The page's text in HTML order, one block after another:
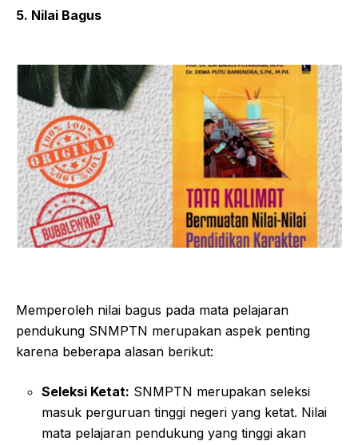
5. Nilai Bagus
Memperoleh nilai bagus pada mata pelajaran
pendukung SNMPTN merupakan aspek penting
karena beberapa alasan berikut:
Seleksi Ketat: SNMPTN merupakan seleksi
masuk perguruan tinggi negeri yang ketat. Nilai
mata pelajaran pendukung yang tinggi akan